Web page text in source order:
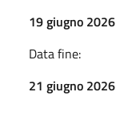
19 giugno 2026
Data fine:
21 giugno 2026